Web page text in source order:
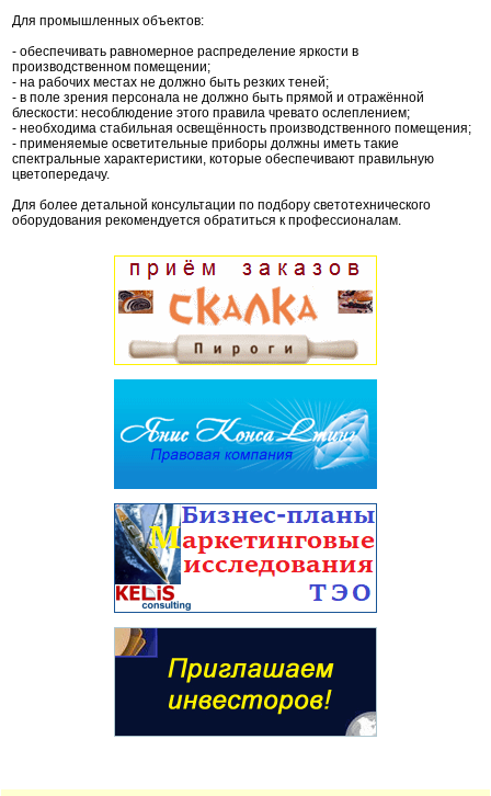
Для промышленных объектов:
- обеспечивать равномерное распределение яркости в
производственном помещении;
- на рабочих местах не должно быть резких теней;
- в поле зрения персонала не должно быть прямой и отражённой
блескости: несоблюдение этого правила чревато ослеплением;
- необходима стабильная освещённость производственного помещения;
- применяемые осветительные приборы должны иметь такие
спектральные характеристики, которые обеспечивают правильную
цветопередачу.
Для более детальной консультации по подбору светотехнического
оборудования рекомендуется обратиться к профессионалам.